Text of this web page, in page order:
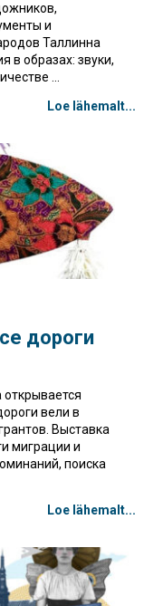
и
Таллинна
в образах: звуки,
...
Loe lähemalt...
дороги
вели в
Выставка
миграции и
поиска
Loe lähemalt...